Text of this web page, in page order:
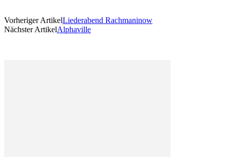
Vorheriger ArtikelLiederabend Rachmaninow
Nächster ArtikelAlphaville